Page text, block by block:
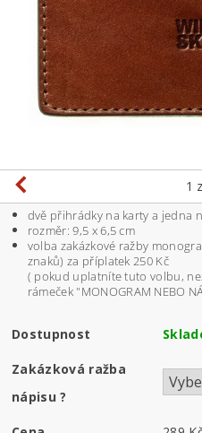
1
dvě přihrádky na karty a jedna
rozměr: 9,5 x 6,5 cm
volba zakázkové ražby
znaků) za příplatek 250 Kč
( pokud uplatníte tuto volbu,
rámeček "MONOGRAM NEBO
Dostupnost
Zakázková ražba
nápisu?